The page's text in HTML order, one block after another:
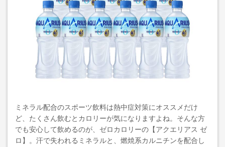
ミネラル配合のスポーツ飲料は熱中症対策にオススメだけ
ど、たくさん飲むとカロリーが気になりますよね。そんな方
でも安心して飲めるのが、ゼロカロリーの【アクエリアス ゼ
ロ】。汗で失われるミネラルと、燃焼系カルニチンを配合し